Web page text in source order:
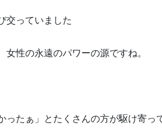
交っていました
女性の永遠のパワーの源ですね。
ったぁ」とたくさんの方が駆け寄っ